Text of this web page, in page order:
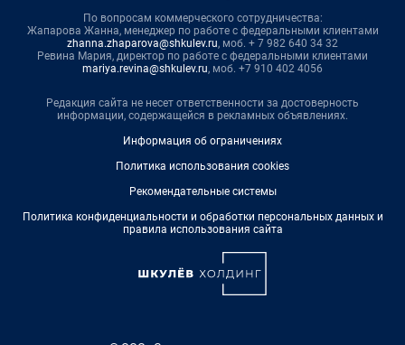
По вопросам коммерческого сотрудничества:
Жапарова Жанна, менеджер по работе с федеральными клиентами
zhanna.zhaparova@shkulev.ru, моб. + 7 982 640 34 32
Ревина Мария, директор по работе с федеральными клиентами
mariya.revina@shkulev.ru, моб. +7 910 402 4056
Редакция сайта не несет ответственности за достоверность
информации, содержащейся в рекламных объявлениях.
Информация об ограничениях
Политика использования cookies
Рекомендательные системы
Политика конфиденциальности и обработки персональных данных и
правила использования сайта